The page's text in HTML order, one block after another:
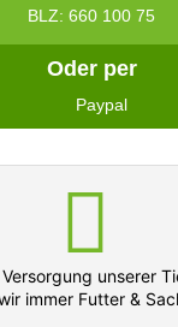
BLZ: 660 100 75
Oder per
unserer
immer Futter &